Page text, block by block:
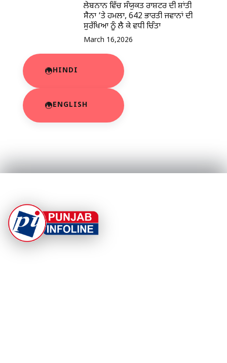
ਲੇਬਨਾਨ ਵਿੱਚ ਸੰਯੁਕਤ ਰਾਸ਼ਟਰ ਦੀ ਸ਼ਾਂਤੀ
ਸੈਨਾ ‘ਤੇ ਹਮਲਾ, 642 ਭਾਰਤੀ ਜਵਾਨਾਂ ਦੀ
ਸੁਰੱਖਿਆ ਨੂੰ ਲੈ ਕੇ ਵਧੀ ਚਿੰਤਾ
March 16,2026
HINDI
ENGLISH